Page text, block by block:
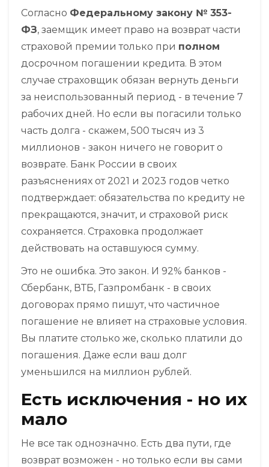
Согласно Федеральному закону № 353-
ФЗ, заемщик имеет право на возврат части
страховой премии только при полном
досрочном погашении кредита. В этом
случае страховщик обязан вернуть деньги
за неиспользованный период - в течение 7
рабочих дней. Но если вы погасили только
часть долга - скажем, 500 тысяч из 3
миллионов - закон ничего не говорит о
возврате. Банк России в своих
разъяснениях от 2021 и 2023 годов четко
подтверждает: обязательства по кредиту не
прекращаются, значит, и страховой риск
сохраняется. Страховка продолжает
действовать на оставшуюся сумму.
Это не ошибка. Это закон. И 92% банков -
Сбербанк, ВТБ, Газпромбанк - в своих
договорах прямо пишут, что частичное
погашение не влияет на страховые условия.
Вы платите столько же, сколько платили до
погашения. Даже если ваш долг
уменьшился на миллион рублей.
Есть исключения - но их
мало
Не все так однозначно. Есть два пути, где
возврат возможен - но только если вы сами